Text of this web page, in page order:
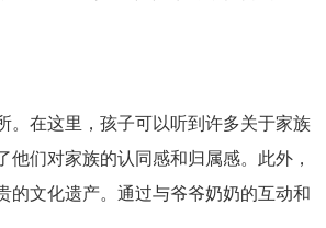
。在这里，孩子可以听到许多关于家族
们对家族的认同感和归属感。此外，
的文化遗产。通过与爷爷奶奶的互动和